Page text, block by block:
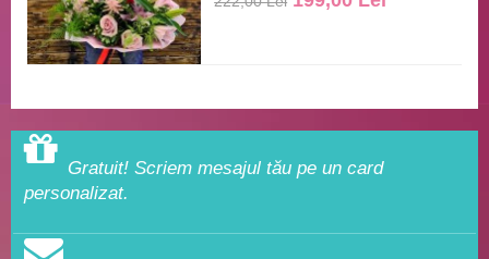
Gratuit! Scriem mesajul tău pe un card
personalizat.